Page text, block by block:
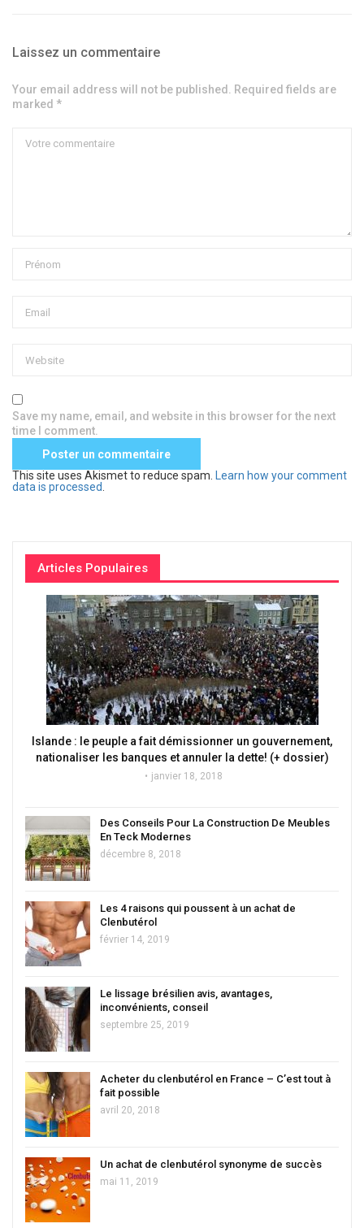
Laissez un commentaire
Your email address will not be published. Required fields are
marked *
Save my name, email, and website in this browser for the next
time I comment.
This site uses Akismet to reduce spam.
Learn how your comment
data is processed
Articles Populaires
Islande : le peuple a fait démissionner un gouvernement,
nationaliser les banques et annuler la dette! (+ dossier)
janvier 18, 2018
Des Conseils Pour La Construction De Meubles
En Teck Modernes
décembre 8, 2018
Les 4 raisons qui poussent à un achat de
Clenbutérol
février 14, 2019
Le lissage brésilien avis, avantages,
inconvénients, conseil
septembre 25, 2019
Acheter du clenbutérol en France – C’est tout à
fait possible
avril 20, 2018
Un achat de clenbutérol synonyme de succès
mai 11, 2019